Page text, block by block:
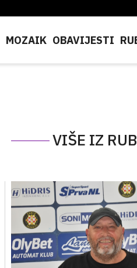
MOZAIK OBAVIJESTI
VIŠE IZ